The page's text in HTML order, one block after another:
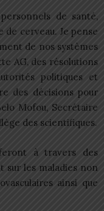
de santé,
de cerveau. Je pense
de nos systèmes
AG, des résolutions
politiques et
des décisions pour
Mofou, Secrétaire
des scientifiques.
à travers des
sur les maladies non
ainsi que